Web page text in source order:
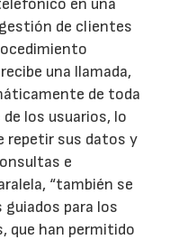
de clientes
una llamada,
de toda
los usuarios, lo
repetir sus datos y
e
“también se
para los
que han permitido